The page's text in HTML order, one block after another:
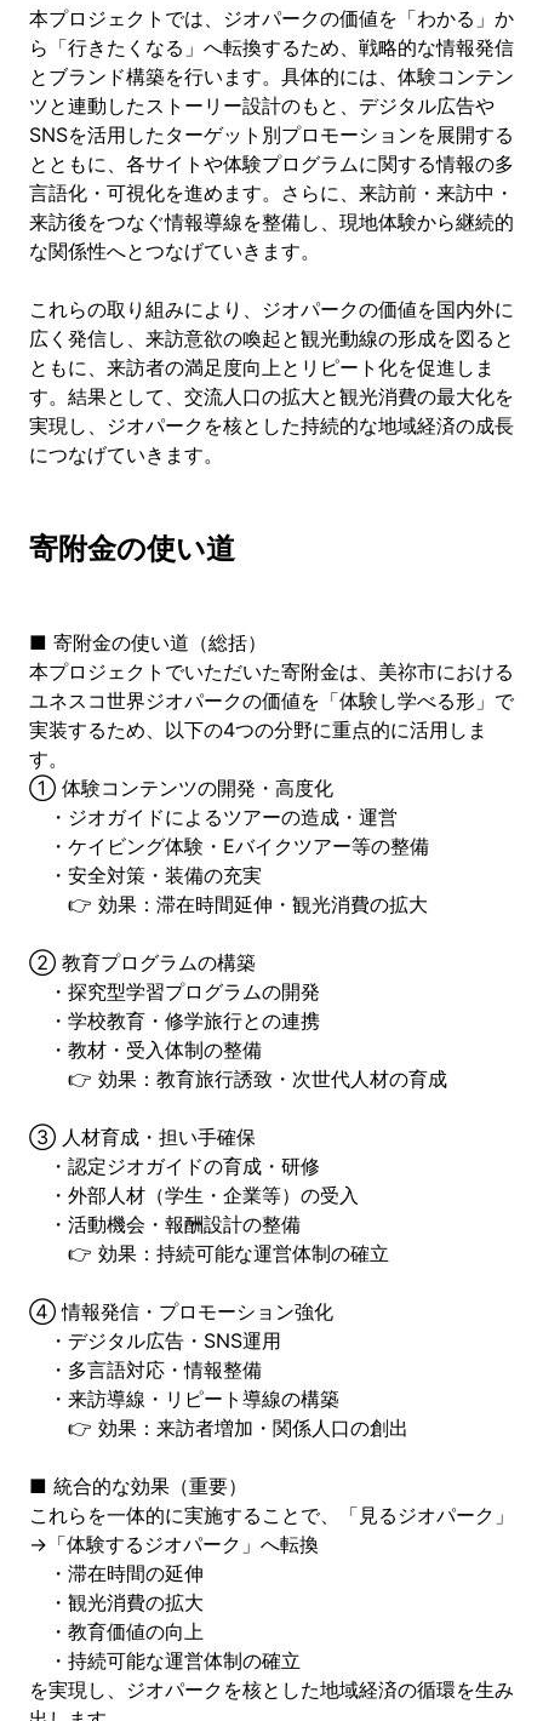
本プロジェクトでは、ジオパークの価値を「わかる」か
ら「行きたくなる」へ転換するため、戦略的な情報発信
とブランド構築を行います。具体的には、体験コンテン
ツと連動したストーリー設計のもと、デジタル広告や
SNSを活用したターゲット別プロモーションを展開する
とともに、各サイトや体験プログラムに関する情報の多
言語化・可視化を進めます。さらに、来訪前・来訪中・
来訪後をつなぐ情報導線を整備し、現地体験から継続的
な関係性へとつなげていきます。
これらの取り組みにより、ジオパークの価値を国内外に
広く発信し、来訪意欲の喚起と観光動線の形成を図ると
ともに、来訪者の満足度向上とリピート化を促進しま
す。結果として、交流人口の拡大と観光消費の最大化を
実現し、ジオパークを核とした持続的な地域経済の成長
につなげていきます。
寄附金の使い道
■ 寄附金の使い道（総括）
本プロジェクトでいただいた寄附金は、美祢市における
ユネスコ世界ジオパークの価値を「体験し学べる形」で
実装するため、以下の4つの分野に重点的に活用しま
す。
① 体験コンテンツの開発・高度化
・ジオガイドによるツアーの造成・運営
・ケイビング体験・Eバイクツアー等の整備
・安全対策・装備の充実
👉 効果：滞在時間延伸・観光消費の拡大
② 教育プログラムの構築
・探究型学習プログラムの開発
・学校教育・修学旅行との連携
・教材・受入体制の整備
👉 効果：教育旅行誘致・次世代人材の育成
③ 人材育成・担い手確保
・認定ジオガイドの育成・研修
・外部人材（学生・企業等）の受入
・活動機会・報酬設計の整備
👉 効果：持続可能な運営体制の確立
④ 情報発信・プロモーション強化
・デジタル広告・SNS運用
・多言語対応・情報整備
・来訪導線・リピート導線の構築
👉 効果：来訪者増加・関係人口の創出
■ 統合的な効果（重要）
これらを一体的に実施することで、「見るジオパーク」
→「体験するジオパーク」へ転換
・滞在時間の延伸
・観光消費の拡大
・教育価値の向上
・持続可能な運営体制の確立
を実現し、ジオパークを核とした地域経済の循環を生み